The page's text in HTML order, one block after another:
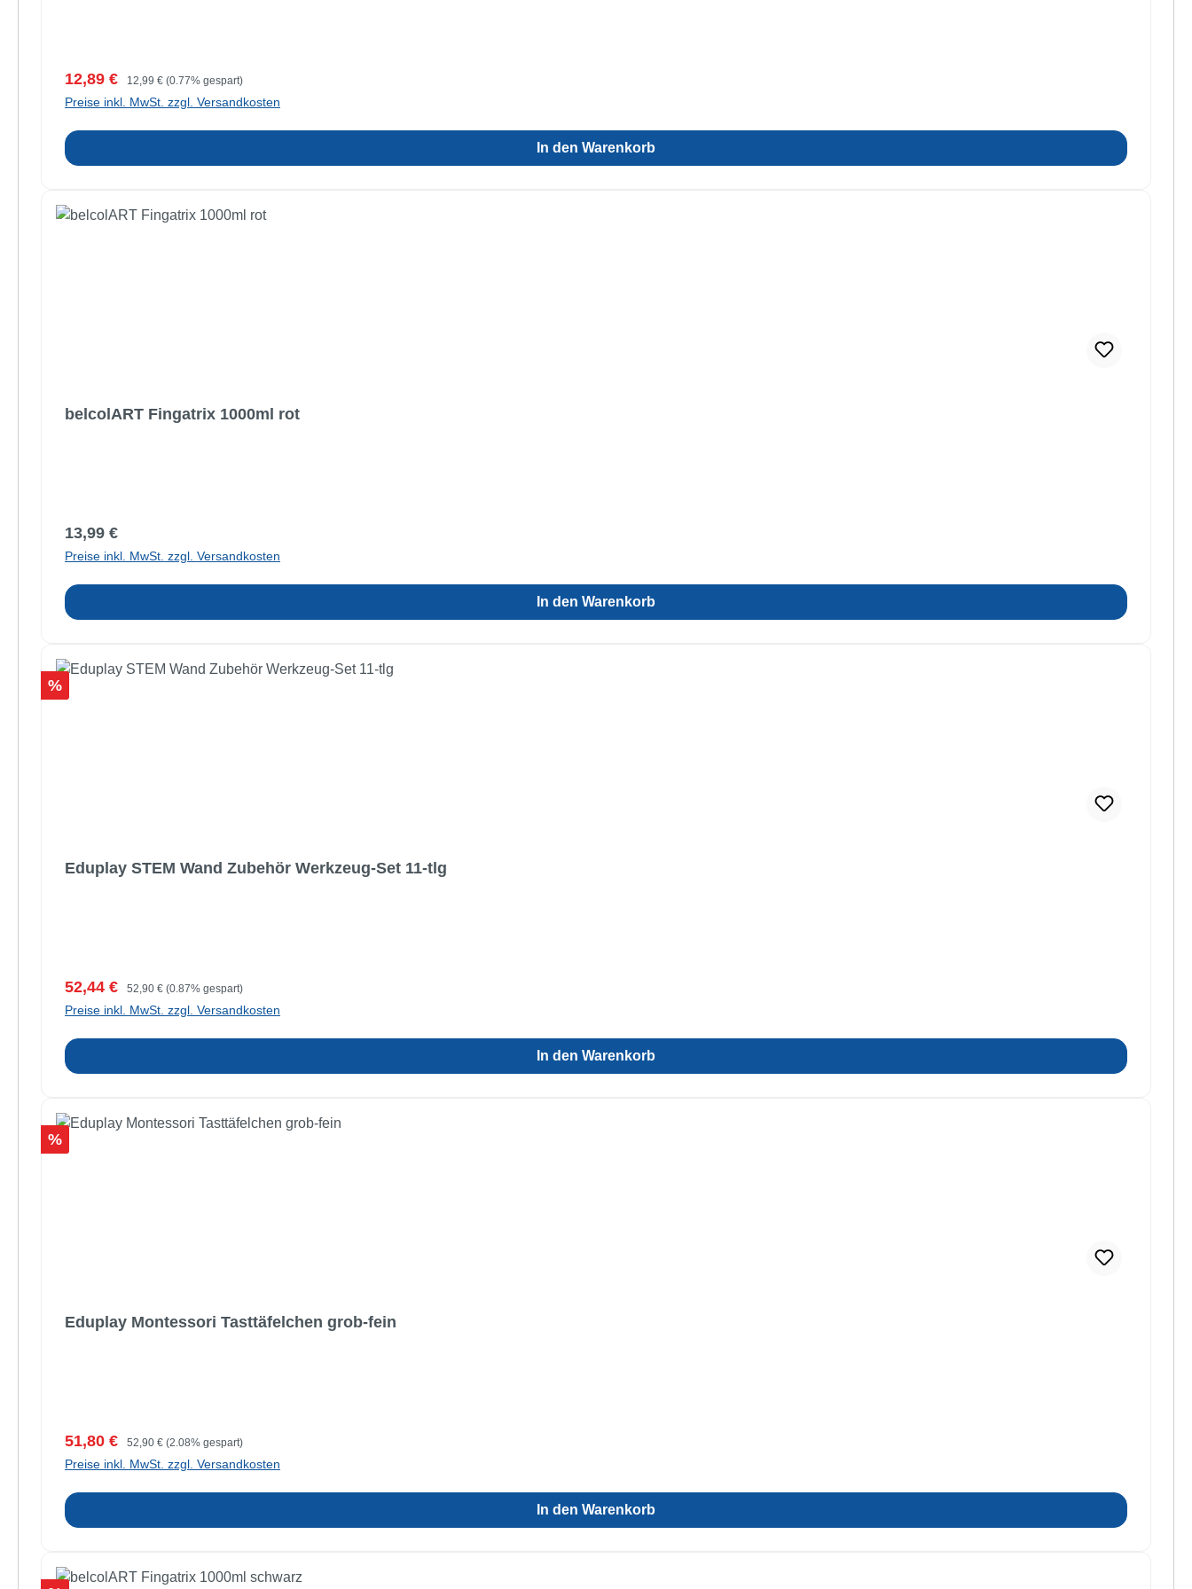
Verkaufspreis:
12,89 € Regulärer Preis:
12,99 € (0.77% gespart)
Preise inkl. MwSt. zzgl. Versandkosten
In den Warenkorb
belcolART Fingatrix 1000ml rot
Regulärer Preis:
13,99 €
Preise inkl. MwSt. zzgl. Versandkosten
In den Warenkorb
Rabatt
%
Eduplay STEM Wand Zubehör Werkzeug-Set 11-tlg
Verkaufspreis:
52,44 € Regulärer Preis:
52,90 € (0.87% gespart)
Preise inkl. MwSt. zzgl. Versandkosten
In den Warenkorb
Rabatt
%
Eduplay Montessori Tasttäfelchen grob-fein
Verkaufspreis:
51,80 € Regulärer Preis:
52,90 € (2.08% gespart)
Preise inkl. MwSt. zzgl. Versandkosten
In den Warenkorb